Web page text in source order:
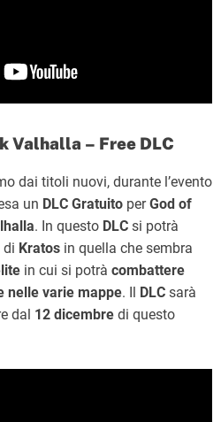
Valhalla – Free DLC
dai titoli nuovi, durante l’evento
un DLC Gratuito perGod of
. In questo DLC si potrà
di Kratos in quella che sembra
in cui si potrà combattere
nelle varie mappe. Il DLC sarà
dal 12 dicembre di questo